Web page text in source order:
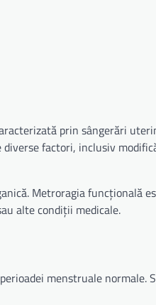
prin sângerări
factori, inclusiv
Metroragia funcțională
alte condiții medicale.
menstruale normale.